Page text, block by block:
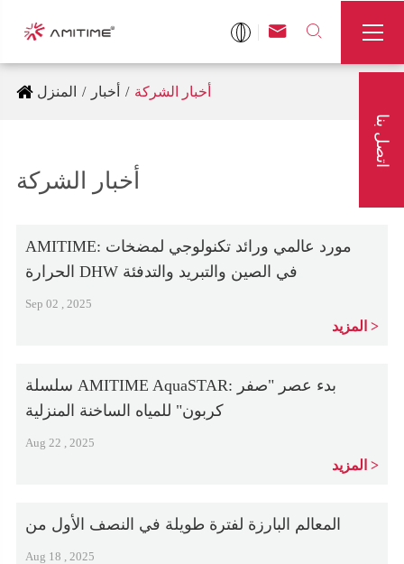
 

المنزل أخبار أخبار الشركة
أخبار الشركة
AMITIME: مورد عالمي ورائد تكنولوجي لمضخات
الحرارة DHW في الصين والتبريد والتدفئة
Sep 02 , 2025
المزيد
سلسلة AMITIME AquaSTAR: بدء عصر "صفر
كربون" للمياه الساخنة المنزلية
Aug 22 , 2025
المزيد
المعالم البارزة لفترة طويلة في النصف الأول من
Aug 18 , 2025
اتصل بنا